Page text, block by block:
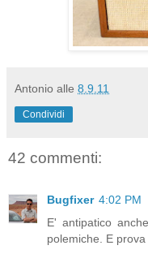
Antonio alle 8.9.11
Condividi
42 commenti:
Bugfixer 4:02 PM
E' antipatico
polemiche. E